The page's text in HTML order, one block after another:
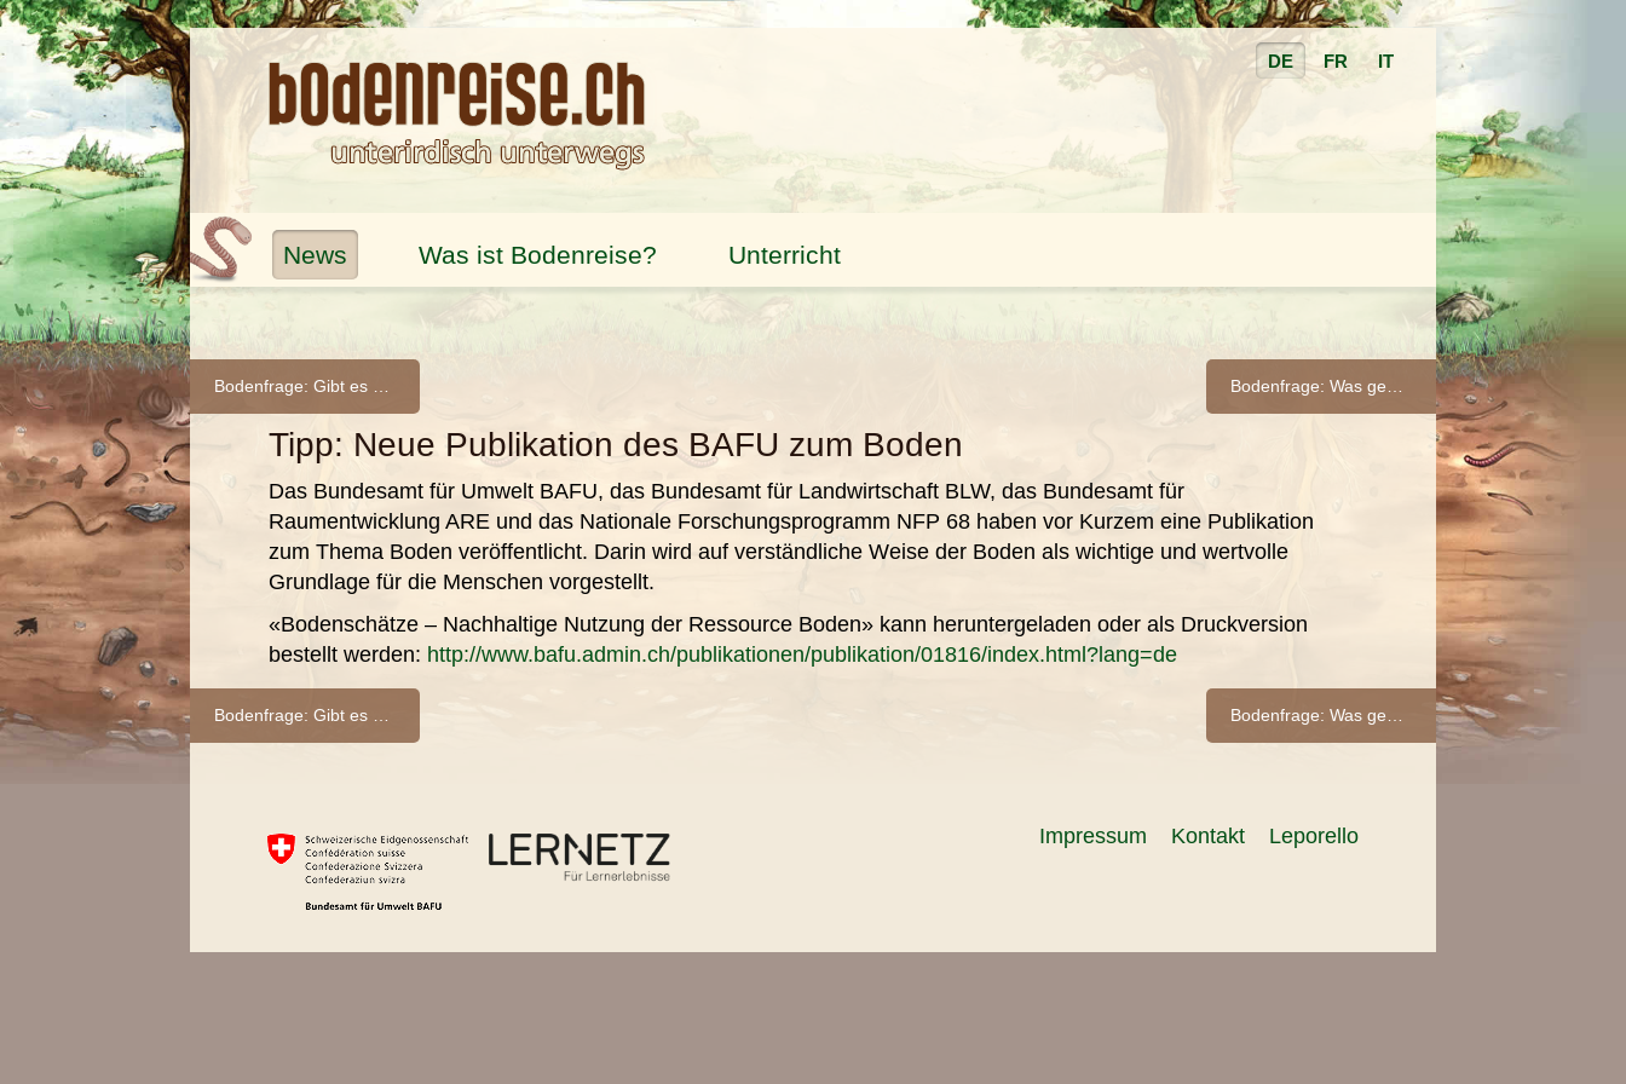
DE FR IT
News Was ist Bodenreise? Unterricht
Bodenfrage: Gibt es verschiedene Böden? Bodenfrage: Was genau geschieht im Boden?
Tipp: Neue Publikation des BAFU zum Boden
Das Bundesamt für Umwelt BAFU, das Bundesamt für Landwirtschaft BLW, das Bundesamt für
Raumentwicklung ARE und das Nationale Forschungsprogramm NFP 68 haben vor Kurzem eine Publikation
zum Thema Boden veröffentlicht. Darin wird auf verständliche Weise der Boden als wichtige und wertvolle
Grundlage für die Menschen vorgestellt.
«Bodenschätze – Nachhaltige Nutzung der Ressource Boden» kann heruntergeladen oder als Druckversion
bestellt werden: http://www.bafu.admin.ch/publikationen/publikation/01816/index.html?lang=de
Bodenfrage: Gibt es verschiedene Böden? Bodenfrage: Was genau geschieht im Boden?
Impressum Kontakt Leporello